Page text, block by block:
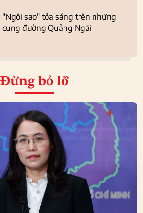
"Ngôi sao" tỏa sáng trên những
cung đường Quảng Ngãi
Đừng bỏ lỡ